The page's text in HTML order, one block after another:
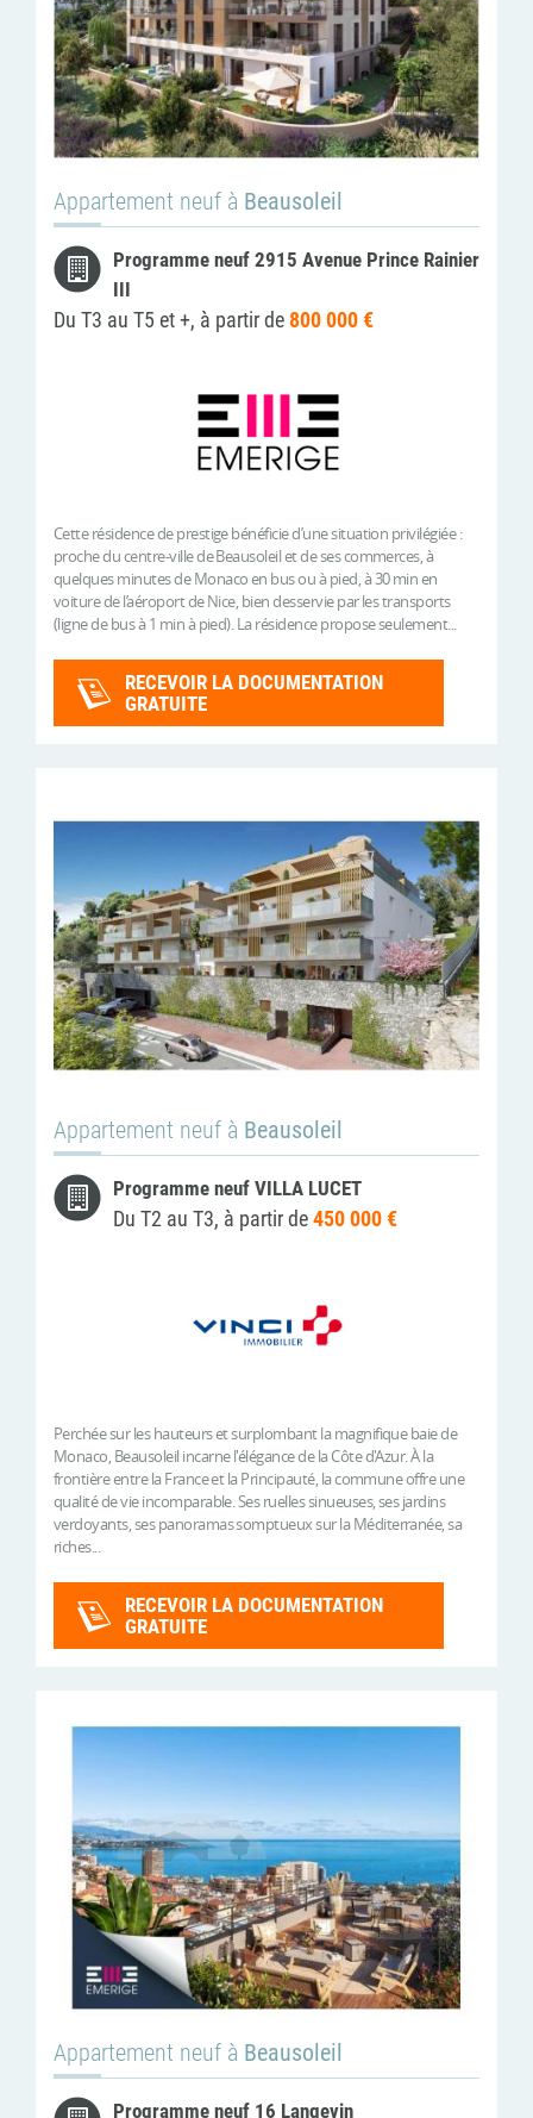
Appartement neuf à Beausoleil
Programme neuf 2915 Avenue Prince Rainier
III
Du T3 au T5 et +, à partir de 800 000 €
Cette résidence de prestige bénéficie d’une situation privilégiée :
proche du centre-ville de Beausoleil et de ses commerces, à
quelques minutes de Monaco en bus ou à pied, à 30 min en
voiture de l’aéroport de Nice, bien desservie par les transports
(ligne de bus à 1 min à pied). La résidence propose seulement...
RECEVOIR LA DOCUMENTATION
GRATUITE
Appartement neuf à Beausoleil
Programme neuf VILLA LUCET
Du T2 au T3, à partir de450 000 €
Perchée sur les hauteurs et surplombant la magnifique baie de
Monaco, Beausoleil incarne l'élégance de la Côte d'Azur. À la
frontière entre la France et la Principauté, la commune offre une
qualité de vie incomparable. Ses ruelles sinueuses, ses jardins
verdoyants, ses panoramas somptueux sur la Méditerranée, sa
riches...
RECEVOIR LA DOCUMENTATION
GRATUITE
Appartement neuf à Beausoleil
Programme neuf 16 Langevin